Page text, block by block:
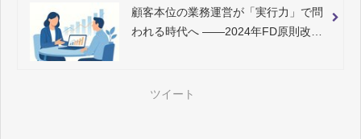
顧客本位の業務運営が「実行力」で問
われる時代へ ――2024年FD原則改定
ツイート